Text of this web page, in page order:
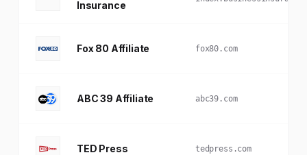
Insurance
Fox 80 Affiliate fox80.com
ABC 39 Affiliate abc39.com
TED Press tedpress.com